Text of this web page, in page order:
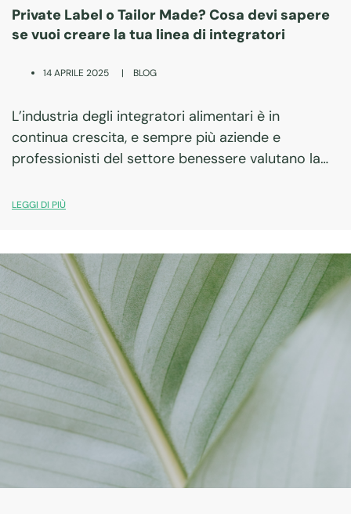
Private Label o Tailor Made? Cosa devi sapere
se vuoi creare la tua linea di integratori
14 APRILE 2025 | BLOG
L’industria degli integratori alimentari è in
continua crescita, e sempre più aziende e
professionisti del settore benessere valutano la
Una delle prime decisioni da prendere è se optare
LEGGI DI PIÙ